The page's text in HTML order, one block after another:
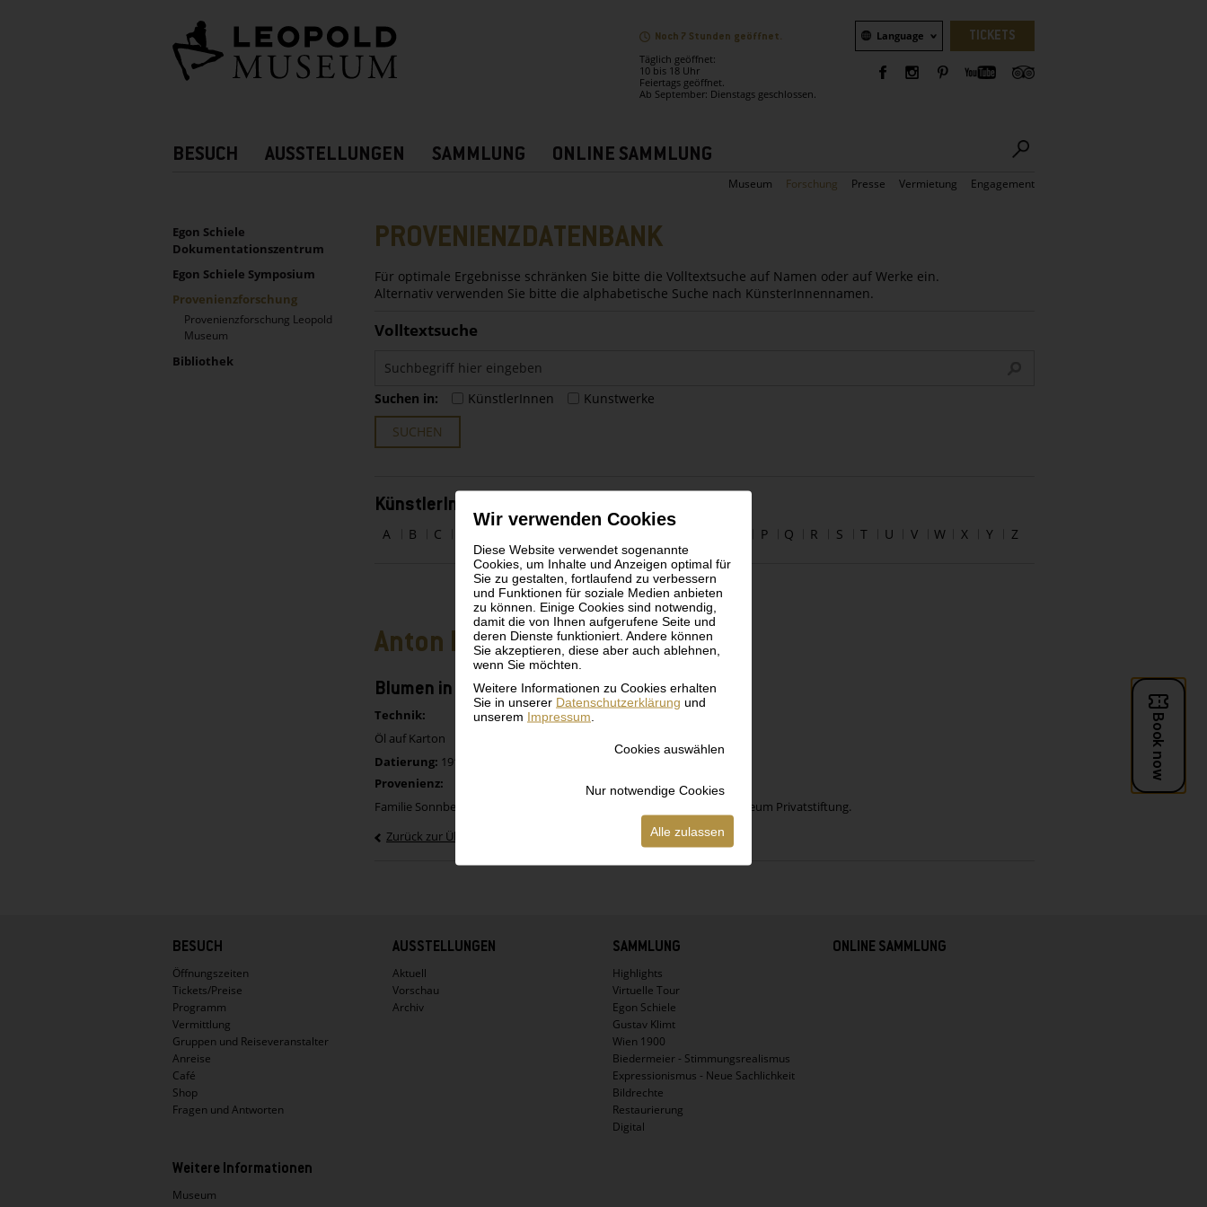
Wir verwenden Cookies
Diese Website verwendet sogenannte
Cookies, um Inhalte und Anzeigen optimal für
Sie zu gestalten, fortlaufend zu verbessern
und Funktionen für soziale Medien anbieten
zu können. Einige Cookies sind notwendig,
damit die von Ihnen aufgerufene Seite und
deren Dienste funktioniert. Andere können
Sie akzeptieren, diese aber auch ablehnen,
wenn Sie möchten.
Weitere Informationen zu Cookies erhalten
Sie in unserer Datenschutzerklärung und
unserem Impressum
Cookies auswählen
Nur notwendige Cookies
Alle zulassen
Noch 7 Stunden geöffnet.
Täglich geöffnet:
10 bis 18 Uhr
Feiertags geöffnet.
Ab September: Dienstags geschlossen.
Sprachauswahl
Language TICKETS
Hauptnavigation
BESUCH AUSSTELLUNGEN SAMMLUNG ONLINE SAMMLUNG
Museum Forschung Presse Vermietung Engagement
Sidebar
UNTERNAVIGATION
Egon Schiele
Dokumentationszentrum
Egon Schiele Symposium
Provenienzforschung
Provenienzforschung Leopold
Museum
Bibliothek
PROVENIENZDATENBANK
Für optimale Ergebnisse schränken Sie bitte die Volltextsuche auf Namen oder auf Werke ein.
Alternativ verwenden Sie bitte die alphabetische Suche nach KünsterInnennamen.
Volltextsuche
Suchen in: KünstlerInnen
Kunstwerke
SUCHEN
KünstlerInnen alphabetisch
A B C P Q R S T U V W X Y Z
Anton Faistauer
Blumen in Porzellanschale
Technik:
Öl auf Karton
Datierung: 1918
Provenienz:
Familie Sonnberger, bei Graz; Rudolf Leopold, Wien; 1994 Leopold Museum Privatstiftung.
Zurück zur Übersicht
BESUCH
Öffnungszeiten
Tickets/Preise
Programm
Vermittlung
Gruppen und Reiseveranstalter
Anreise
Café
Shop
Fragen und Antworten
AUSSTELLUNGEN
Aktuell
Vorschau
Archiv
SAMMLUNG
Highlights
Virtuelle Tour
Egon Schiele
Gustav Klimt
Wien 1900
Biedermeier - Stimmungsrealismus
Expressionismus - Neue Sachlichkeit
Bildrechte
Restaurierung
Digital
ONLINE SAMMLUNG
Weitere Informationen
Museum